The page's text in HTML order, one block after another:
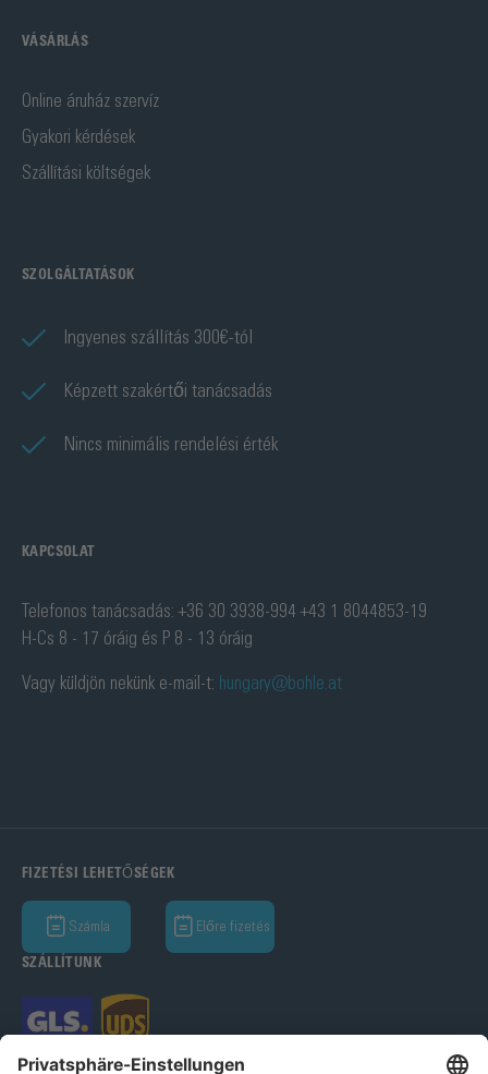
VÁSÁRLÁS
Online áruház szervíz
Gyakori kérdések
Szállítási költségek
SZOLGÁLTATÁSOK
Ingyenes szállítás 300€-tól
Képzett szakértői tanácsadás
Nincs minimális rendelési érték
KAPCSOLAT
Telefonos tanácsadás: +36 30 3938-994 +43 1 8044853-19
H-Cs 8 - 17 óráig és P 8 - 13 óráig
Vagy küldjön nekünk e-mail-t: hungary@bohle.at
FIZETÉSI LEHETŐSÉGEK
Számla Előre fizetés
SZÁLLÍTUNK